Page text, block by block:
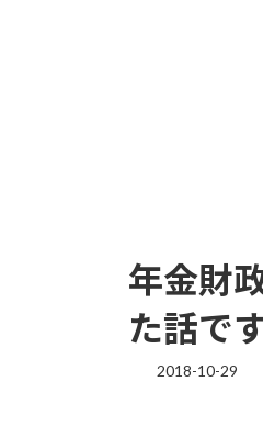
年金財
た話で
2018-10-29